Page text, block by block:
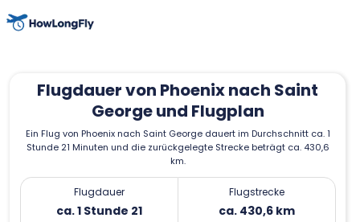
Flugdauer von Phoenix nach Saint
George und Flugplan
Ein Flug von Phoenix nach Saint George dauert im Durchschnitt ca. 1
Stunde 21 Minuten und die zurückgelegte Strecke beträgt ca. 430,6
km.
Flugdauer
ca. 1 Stunde 21
Flugstrecke
ca. 430,6 km